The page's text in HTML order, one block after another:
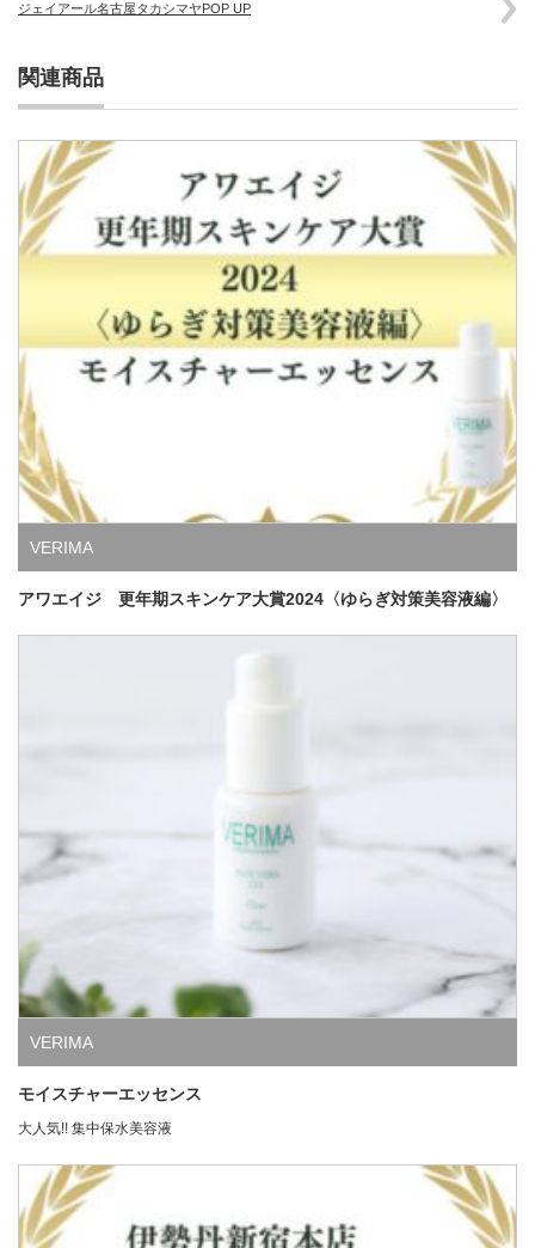
ジェイアール名古屋タカシマヤPOP UP
関連商品
VERIMA
アワエイジ 更年期スキンケア大賞2024〈ゆらぎ対策美容液編〉
VERIMA
モイスチャーエッセンス
大人気!! 集中保水美容液